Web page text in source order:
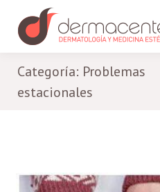
Categoría: Problemas
estacionales